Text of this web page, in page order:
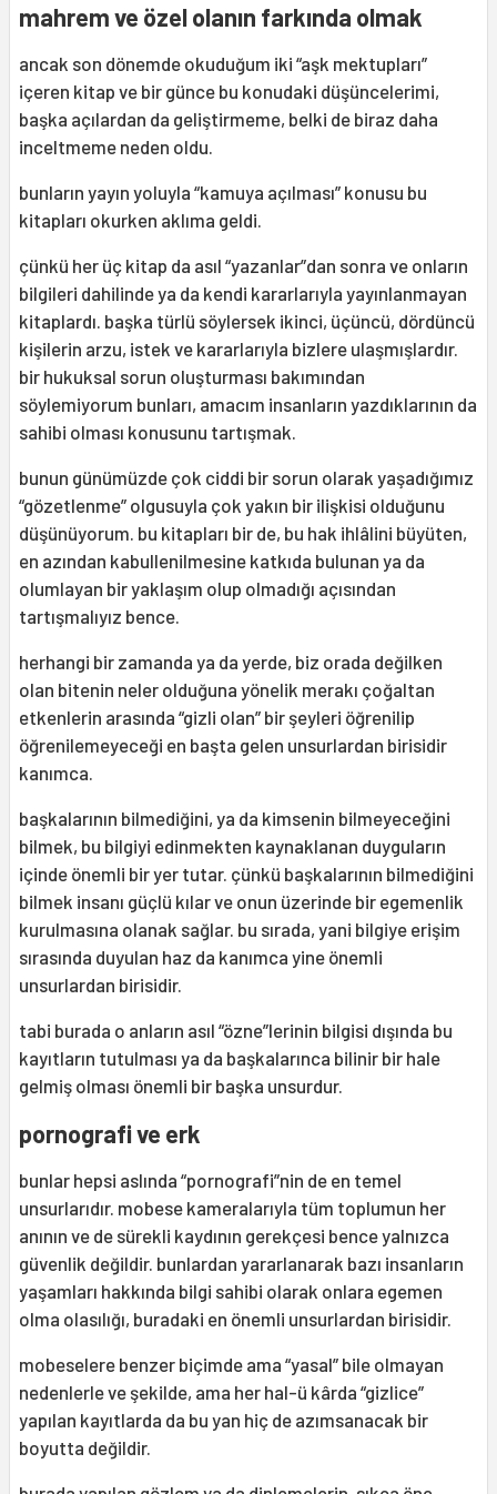
mahrem ve özel olanın farkında olmak
ancak son dönemde okuduğum iki “aşk mektupları”
içeren kitap ve bir günce bu konudaki düşüncelerimi,
başka açılardan da geliştirmeme, belki de biraz daha
inceltmeme neden oldu.
bunların yayın yoluyla “kamuya açılması” konusu bu
kitapları okurken aklıma geldi.
çünkü her üç kitap da asıl “yazanlar”dan sonra ve onların
bilgileri dahilinde ya da kendi kararlarıyla yayınlanmayan
kitaplardı. başka türlü söylersek ikinci, üçüncü, dördüncü
kişilerin arzu, istek ve kararlarıyla bizlere ulaşmışlardır.
bir hukuksal sorun oluşturması bakımından
söylemiyorum bunları, amacım insanların yazdıklarının da
sahibi olması konusunu tartışmak.
bunun günümüzde çok ciddi bir sorun olarak yaşadığımız
“gözetlenme” olgusuyla çok yakın bir ilişkisi olduğunu
düşünüyorum. bu kitapları bir de, bu hak ihlâlini büyüten,
en azından kabullenilmesine katkıda bulunan ya da
olumlayan bir yaklaşım olup olmadığı açısından
tartışmalıyız bence.
herhangi bir zamanda ya da yerde, biz orada değilken
olan bitenin neler olduğuna yönelik merakı çoğaltan
etkenlerin arasında “gizli olan” bir şeyleri öğrenilip
öğrenilemeyeceği en başta gelen unsurlardan birisidir
kanımca.
başkalarının bilmediğini, ya da kimsenin bilmeyeceğini
bilmek, bu bilgiyi edinmekten kaynaklanan duyguların
içinde önemli bir yer tutar. çünkü başkalarının bilmediğini
bilmek insanı güçlü kılar ve onun üzerinde bir egemenlik
kurulmasına olanak sağlar. bu sırada, yani bilgiye erişim
sırasında duyulan haz da kanımca yine önemli
unsurlardan birisidir.
tabi burada o anların asıl “özne”lerinin bilgisi dışında bu
kayıtların tutulması ya da başkalarınca bilinir bir hale
gelmiş olması önemli bir başka unsurdur.
pornografi ve erk
bunlar hepsi aslında “pornografi”nin de en temel
unsurlarıdır. mobese kameralarıyla tüm toplumun her
anının ve de sürekli kaydının gerekçesi bence yalnızca
güvenlik değildir. bunlardan yararlanarak bazı insanların
yaşamları hakkında bilgi sahibi olarak onlara egemen
olma olasılığı, buradaki en önemli unsurlardan birisidir.
mobeselere benzer biçimde ama “yasal” bile olmayan
nedenlerle ve şekilde, ama her hal-ü kârda “gizlice”
yapılan kayıtlarda da bu yan hiç de azımsanacak bir
boyutta değildir.